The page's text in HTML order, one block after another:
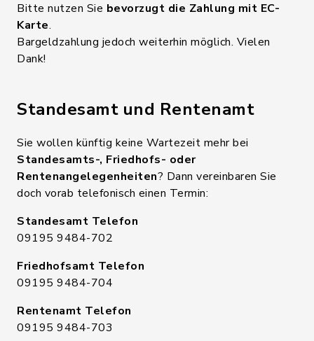
Bitte nutzen Sie bevorzugt die Zahlung mit EC-
Karte.
Bargeldzahlung jedoch weiterhin möglich. Vielen
Dank!
Standesamt und Rentenamt
Sie wollen künftig keine Wartezeit mehr bei
Standesamts-, Friedhofs- oder
Rentenangelegenheiten? Dann vereinbaren Sie
doch vorab telefonisch einen Termin:
Standesamt Telefon
09195 9484-702
Friedhofsamt Telefon
09195 9484-704
Rentenamt Telefon
09195 9484-703